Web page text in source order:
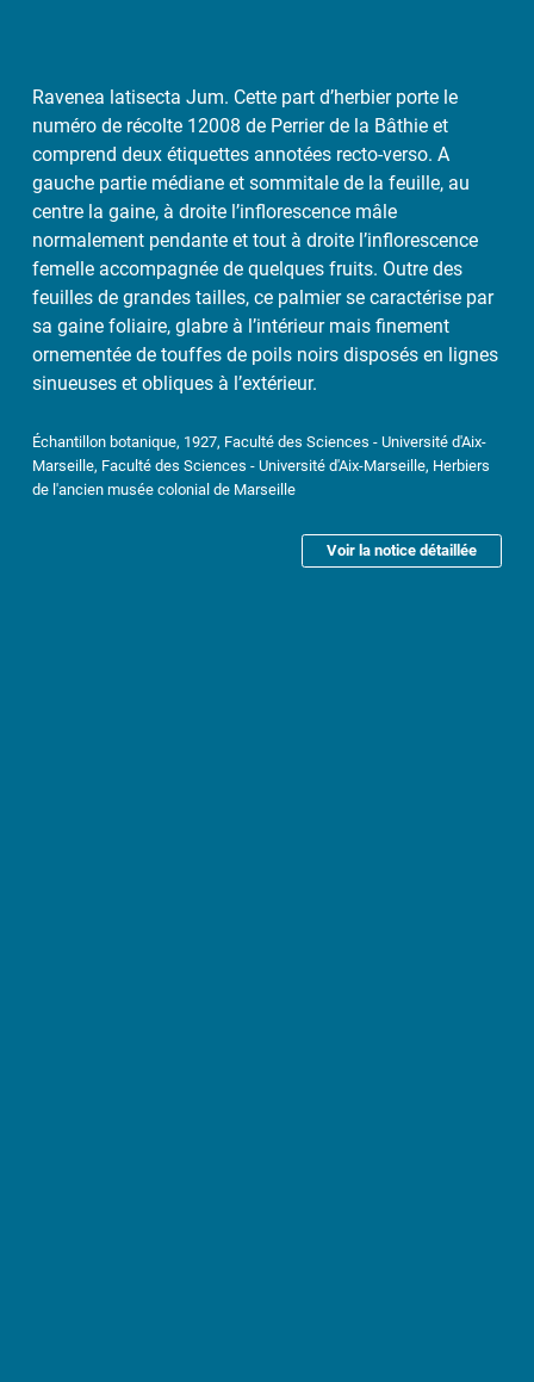
Ravenea latisecta Jum. Cette part d’herbier porte le
numéro de récolte 12008 de Perrier de la Bâthie et
comprend deux étiquettes annotées recto-verso. A
gauche partie médiane et sommitale de la feuille, au
centre la gaine, à droite l’inflorescence mâle
normalement pendante et tout à droite l’inflorescence
femelle accompagnée de quelques fruits. Outre des
feuilles de grandes tailles, ce palmier se caractérise par
sa gaine foliaire, glabre à l’intérieur mais finement
ornementée de touffes de poils noirs disposés en lignes
sinueuses et obliques à l’extérieur.
Échantillon botanique, 1927, Faculté des Sciences - Université d'Aix-
Marseille, Faculté des Sciences - Université d'Aix-Marseille, Herbiers
de l'ancien musée colonial de Marseille
Voir la notice détaillée